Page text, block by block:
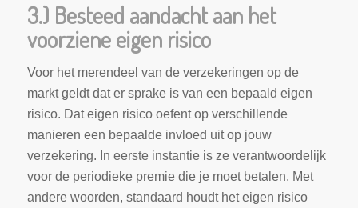
3.) Besteed aandacht aan het
voorziene eigen risico
Voor het merendeel van de verzekeringen op de
markt geldt dat er sprake is van een bepaald eigen
risico. Dat eigen risico oefent op verschillende
manieren een bepaalde invloed uit op jouw
verzekering. In eerste instantie is ze verantwoordelijk
voor de periodieke premie die je moet betalen. Met
andere woorden, standaard houdt het eigen risico